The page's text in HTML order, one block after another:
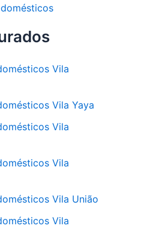
Vila
Vila Yaya
Vila
Vila
Vila União
Vila